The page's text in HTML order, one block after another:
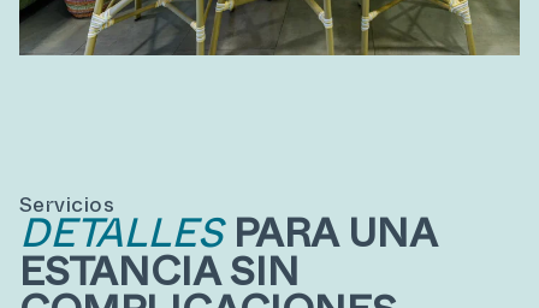
Servicios
DETALLESPARA UNA
ESTANCIA SIN